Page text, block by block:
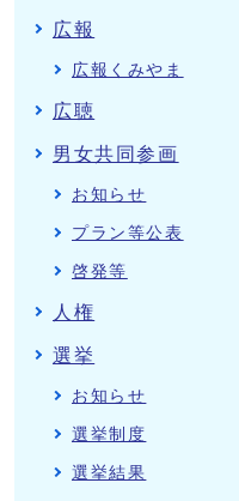
広報
広報くみやま
広聴
男女共同参画
お知らせ
プラン等公表
啓発等
人権
選挙
お知らせ
選挙制度
選挙結果